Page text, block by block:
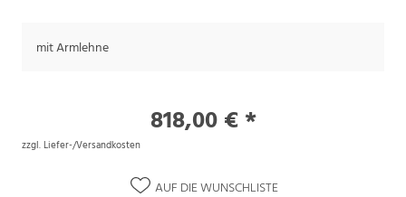
mit Armlehne
818,00 € *
zzgl. Liefer-/Versandkosten
AUF DIE WUNSCHLISTE